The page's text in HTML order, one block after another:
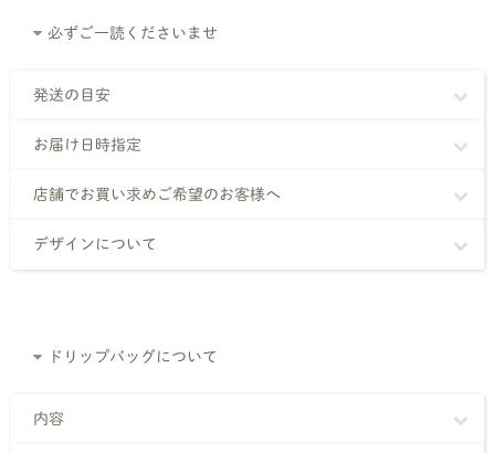
必ずご一読くださいませ
発送の目安
お届け日時指定
店舗でお買い求めご希望のお客様へ
デザインについて
ドリップバッグについて
内容